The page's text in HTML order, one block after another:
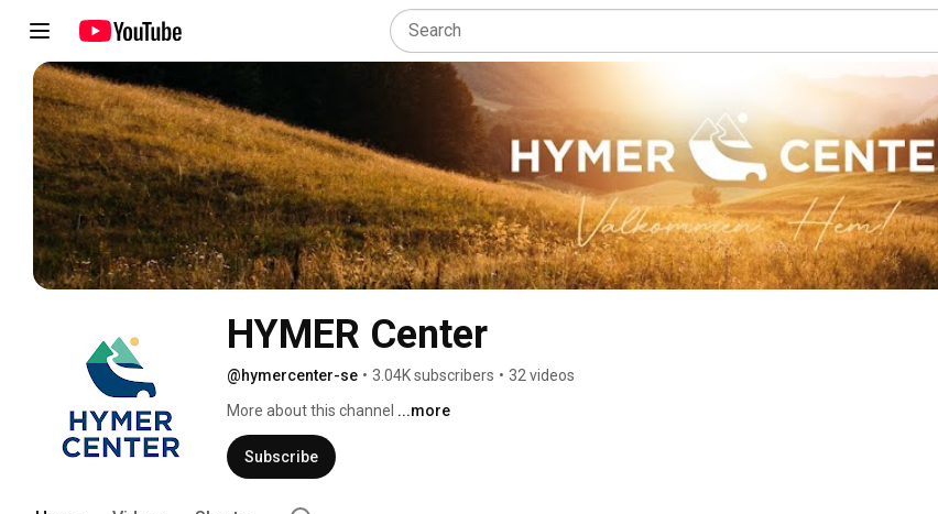
HYMER Center
@hymercenter-se • 3.04K subscribers • 32 videos
More about this channel ...more
Subscribe